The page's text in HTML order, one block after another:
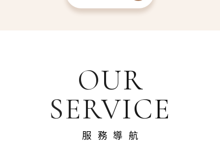
OUR
SERVICE
服務導航